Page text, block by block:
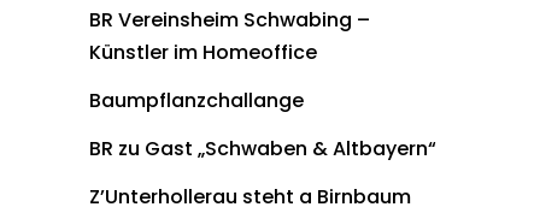
BR Vereinsheim Schwabing –
Künstler im Homeoffice
Baumpflanzchallange
BR zu Gast „Schwaben & Altbayern“
Z’Unterhollerau steht a Birnbaum